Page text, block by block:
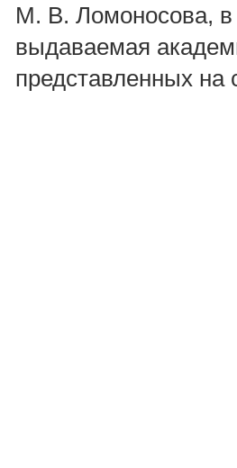
М. В. Ломоносова,
выдаваемая
представленных на